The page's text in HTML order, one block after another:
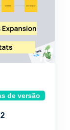
de versão